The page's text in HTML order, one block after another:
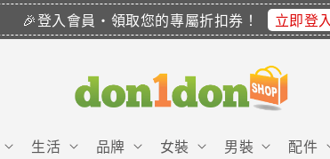
🎉登入會員・領取您的專屬折扣券！ 立即登入
生活 品牌 女裝 男裝 配件